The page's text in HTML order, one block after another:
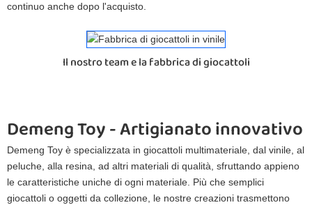
continuo anche dopo l'acquisto.
Il nostro team e la fabbrica di giocattoli
Demeng Toy - Artigianato
Demeng Toy è specializzata in giocattoli multimateriale, dal vinile, al
peluche, alla resina, ad altri materiali di qualità, sfruttando appieno
le caratteristiche uniche di ogni materiale. Più che semplici
giocattoli o oggetti da collezione, le nostre creazioni trasmettono